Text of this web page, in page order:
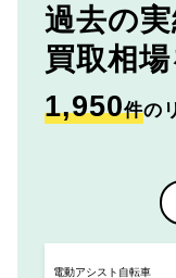
過去の
買取相
1,950件の